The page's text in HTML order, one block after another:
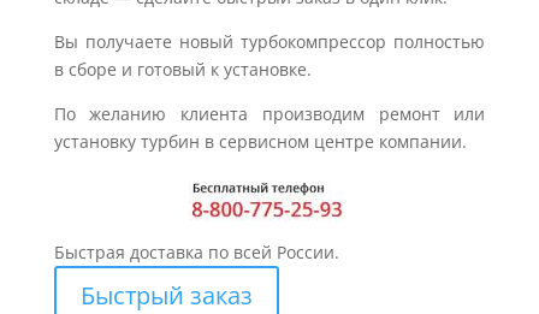
Вы получаете новый турбокомпрессор полностью
в сборе и готовый к установке.
По желанию клиента производим ремонт или
установку турбин в сервисном центре компании.
Быстрая доставка по всей России.
Быстрый заказ